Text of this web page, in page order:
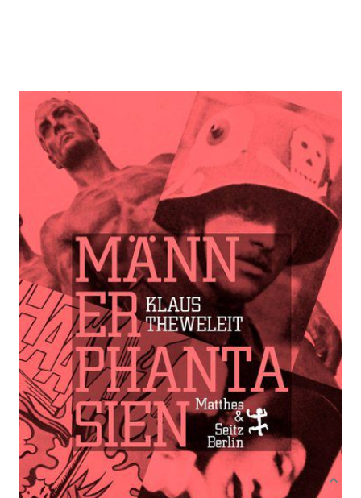
Männerphantasien
Zur Wunschliste hinzufügen
VonKlaus Theweleit
Verlag: Matthes & Seitz 29.11.2019
Buch 1278 Seiten
gebunden mit
Schutzumschlag
ISBN: 978-3-95757-
759-7
Bibliografische Daten
Autor:innenbeschreibung
Produktbeschreibung